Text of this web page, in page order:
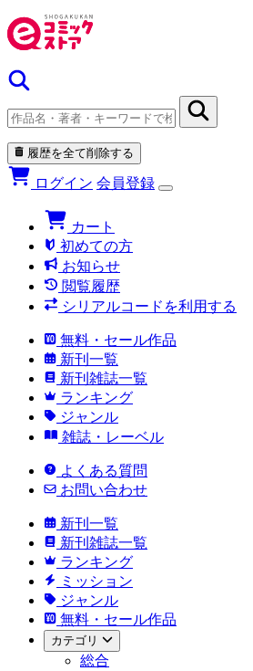
履歴を全て削除する
ログイン 会員登録
カート
初めての方
お知らせ
閲覧履歴
シリアルコードを利用する
無料・セール作品
新刊一覧
新刊雑誌一覧
ランキング
ジャンル
雑誌・レーベル
よくある質問
お問い合わせ
新刊一覧
新刊雑誌一覧
ランキング
ミッション
ジャンル
無料・セール作品
カテゴリ
総合